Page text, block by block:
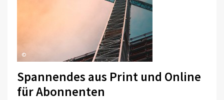
©
Spannendes aus Print und Online
für Abonnenten